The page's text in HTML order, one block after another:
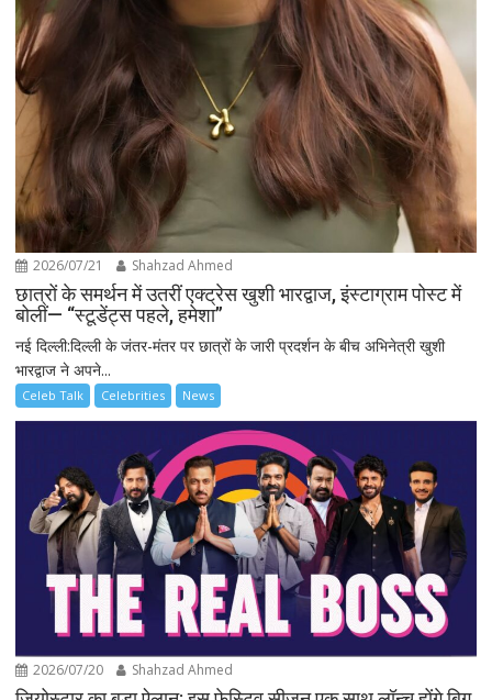
2026/07/21 Shahzad Ahmed
छात्रों के समर्थन में उतरीं एक्ट्रेस खुशी भारद्वाज, इंस्टाग्राम पोस्ट में
बोलीं— “स्टूडेंट्स पहले, हमेशा”
नई दिल्ली:दिल्ली के जंतर-मंतर पर छात्रों के जारी प्रदर्शन के बीच अभिनेत्री खुशी
भारद्वाज ने अपने...
Celeb Talk Celebrities News
2026/07/20 Shahzad Ahmed